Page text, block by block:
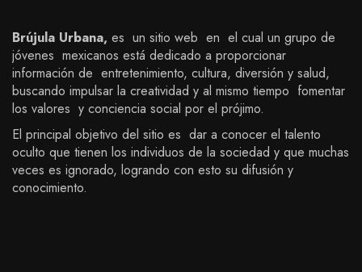
Brújula Urbana, es un sitio web en el cual un grupo de
jóvenes mexicanos está dedicado a proporcionar
información de entretenimiento, cultura, diversión y salud,
buscando impulsar la creatividad y al mismo tiempo fomentar
los valores y conciencia social por el prójimo.
El principal objetivo del sitio es dar a conocer el talento
oculto que tienen los individuos de la sociedad y que muchas
veces es ignorado, logrando con esto su difusión y
conocimiento.